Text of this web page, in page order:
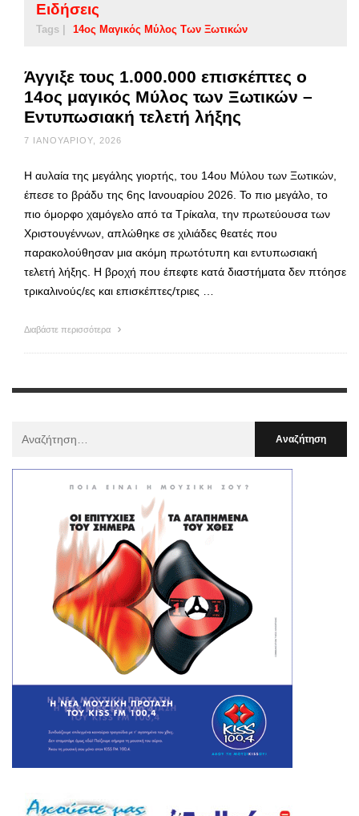
Ειδήσεις
Tags | 14ος Μαγικός Μύλος Των Ξωτικών
Άγγιξε τους 1.000.000 επισκέπτες ο
14ος μαγικός Μύλος των Ξωτικών –
Εντυπωσιακή τελετή λήξης
7 ΙΑΝΟΥΑΡΊΟΥ, 2026
Η αυλαία της μεγάλης γιορτής, του 14ου Μύλου των Ξωτικών,
έπεσε το βράδυ της 6ης Ιανουαρίου 2026. Το πιο μεγάλο, το
πιο όμορφο χαμόγελο από τα Τρίκαλα, την πρωτεύουσα των
Χριστουγέννων, απλώθηκε σε χιλιάδες θεατές που
παρακολούθησαν μια ακόμη πρωτότυπη και εντυπωσιακή
τελετή λήξης. Η βροχή που έπεφτε κατά διαστήματα δεν πτόησε
τρικαλινούς/ες και επισκέπτες/τριες …
Διαβάστε περισσότερα
: